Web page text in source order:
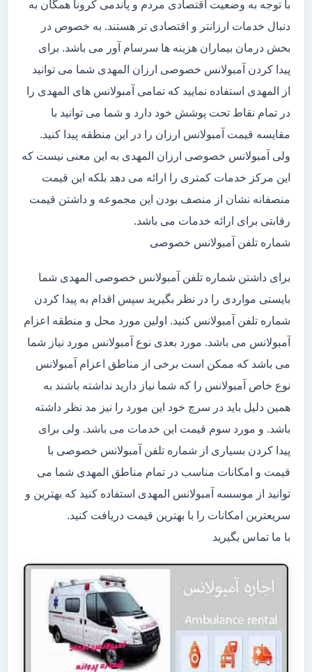
با توجه به وضعیت اقتصادی مردم و پاندمی کرونا همگان به
دنبال خدمات ارزانتر و اقتصادی تر هستند. به خصوص در
بخش درمان بیماران هزینه ها سرسام آور می باشد. برای
پیدا کردن آمبولانس خصوصی ارزان المهدی شما می توانید
از المهدی استفاده نمایید که تمامی آمبولانس های المهدی را
در تمام نقاط تحت پوشش خود دارد و شما می توانید با
مقایسه قیمت آمبولانس ارزان را در این منطقه پیدا کنید.
ولی آمبولانس خصوصی ارزان المهدی به این معنی نیست که
این مرکز خدمات کمتری را ارائه می دهد بلکه این قیمت
منصفانه نشان از منصف بودن این مجموعه و داشتن قیمت
رقابتی برای ارائه خدمات می باشد.
شماره تلفن آمبولانس خصوصی
برای داشتن شماره تلفن آمبولانس خصوصی المهدی شما
بایستی مواردی را در نظر بگیرید سپس اقدام به پیدا کردن
شماره تلفن آمبولانس کنید. اولین مورد محل و منطقه اعزام
آمبولانس می باشد. مورد بعدی نوع آمبولانس مورد نیاز شما
می باشد که ممکن است برخی از مناطق اعزام آمبولانس
نوع خاص آمبولانس را که شما نیاز دارید نداشته باشند به
همین دلیل باید در سرچ خود این مورد را نیز مد نظر داشته
باشد. و مورد سوم قیمت این خدمات می باشد. ولی برای
پیدا کردن بسیاری از شماره تلفن آمبولانس خصوصی با
قیمت و امکانات مناسب در تمام مناطق المهدی شما می
توانید از موسسه آمبولانس المهدی استفاده کنید که بهترین و
سریعترین امکانات را با بهترین قیمت دریافت کنید.
با ما تماس بگیرید